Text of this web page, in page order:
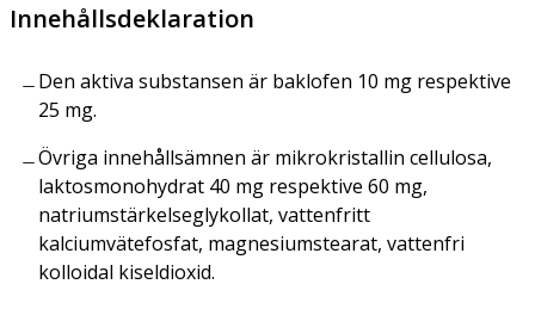
Innehållsdeklaration
Den aktiva substansen är baklofen 10 mg respektive
25 mg.
Övriga innehållsämnen är mikrokristallin cellulosa,
laktosmonohydrat 40 mg respektive 60 mg,
natriumstärkelseglykollat, vattenfritt
kalciumvätefosfat, magnesiumstearat, vattenfri
kolloidal kiseldioxid.